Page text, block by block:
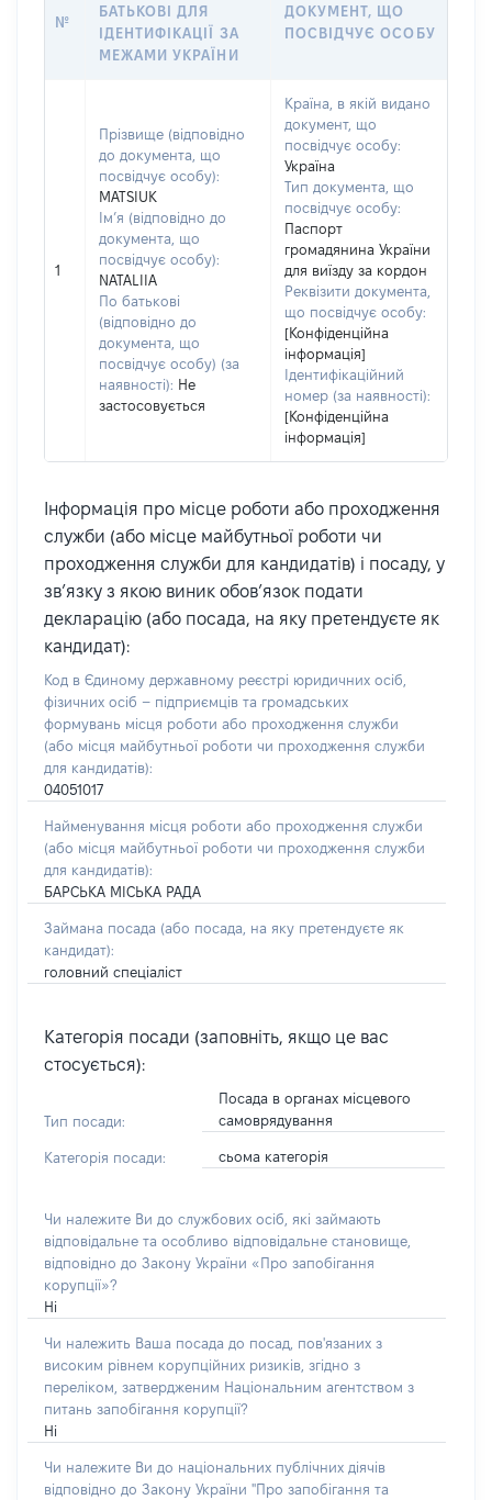
№
БАТЬКОВІ ДЛЯ
ІДЕНТИФІКАЦІЇ ЗА
МЕЖАМИ УКРАЇНИ
ДОКУМЕНТ, ЩО
ПОСВІДЧУЄ ОСОБУ
1
Прізвище (відповідно
до документа, що
посвідчує особу):
MATSIUK
Ім’я (відповідно до
документа, що
посвідчує особу):
NATALIIA
По батькові
(відповідно до
документа, що
посвідчує особу) (за
наявності): Не
застосовується
Країна, в якій видано
документ, що
посвідчує особу:
Україна
Тип документа, що
посвідчує особу:
Паспорт
громадянина України
для виїзду за кордон
Реквізити документа,
що посвідчує особу:
[Конфіденційна
інформація]
Ідентифікаційний
номер (за наявності):
[Конфіденційна
інформація]
Інформація про місце роботи або проходження
служби (або місце майбутньої роботи чи
проходження служби для кандидатів) і посаду, у
зв’язку з якою виник обов’язок подати
декларацію (або посада, на яку претендуєте як
кандидат):
Код в Єдиному державному реєстрі юридичних осіб,
фізичних осіб – підприємців та громадських
формувань місця роботи або проходження служби
(або місця майбутньої роботи чи проходження служби
для кандидатів):
04051017
Найменування місця роботи або проходження служби
(або місця майбутньої роботи чи проходження служби
для кандидатів):
БАРСЬКА МІСЬКА РАДА
Займана посада (або посада, на яку претендуєте як
кандидат):
головний спеціаліст
Категорія посади (заповніть, якщо це вас
стосується):
Тип посади:
Посада в органах місцевого
самоврядування
Категорія посади: сьома категорія
Чи належите Ви до службових осіб, які займають
відповідальне та особливо відповідальне становище,
відповідно до Закону України «Про запобігання
корупції»?
Ні
Чи належить Ваша посада до посад, пов'язаних з
високим рівнем корупційних ризиків, згідно з
переліком, затвердженим Національним агентством з
питань запобігання корупції?
Ні
Чи належите Ви до національних публічних діячів
відповідно до Закону України "Про запобігання та